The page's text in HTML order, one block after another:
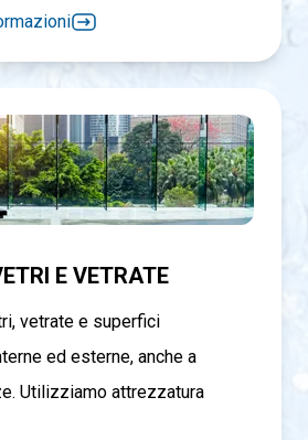
E VETRATE
vetrate e superfici
ed esterne, anche a
Utilizziamo attrezzatura